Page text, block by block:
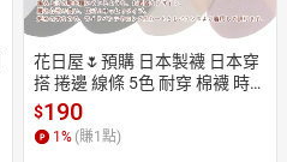
花日屋🌷預購 日本製襪 日本穿
搭 捲邊 線條 5色 耐穿 棉襪 時尚
百搭 長襪 長筒襪 襪子 140-101
$190
1% (賺1點)